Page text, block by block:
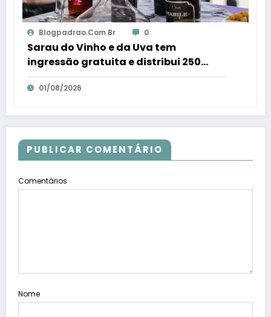
Blogpadrao.com.br 0
Sarau do Vinho e da Uva tem
ingressão gratuita e distribui 250
litros de suco em Santa Teresa – Em
Dia ES
01/08/2026
PUBLICAR COMENTÁRIO
Comentários
Nome